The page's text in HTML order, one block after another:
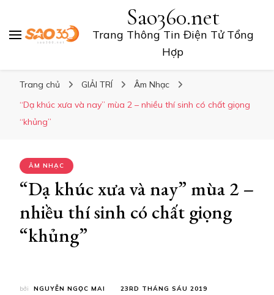
Sao360.net
Trang Thông Tin Điện Tử Tổng
Hợp
Trang chủ GIẢI TRÍ
Âm Nhạc
“Dạ khúc xưa và nay” mùa 2 – nhiều thí sinh có chất giọng
“khủng”
ÂM NHẠC
“Dạ khúc xưa và nay” mùa 2 –
nhiều thí sinh có chất giọng
“khủng”
bởi NGUYỄN NGỌC MAI
23RD THÁNG SÁU 2019